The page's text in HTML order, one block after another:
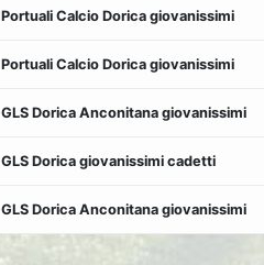
Portuali Calcio Dorica giovanissimi
Portuali Calcio Dorica giovanissimi
GLS Dorica Anconitana giovanissimi
GLS Dorica giovanissimi cadetti
GLS Dorica Anconitana giovanissimi